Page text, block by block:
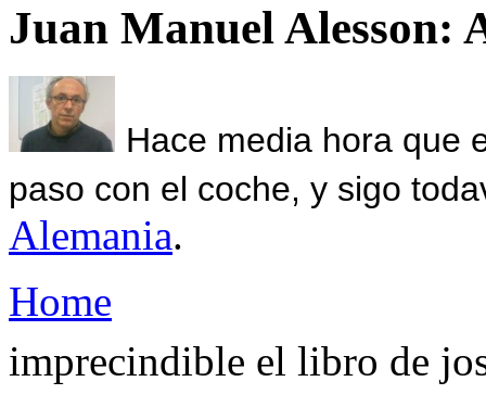
Juan Manuel Alesson:
Hace media hora que
paso con el coche, y sigo
Alemania.
Home
imprecindible el libro de